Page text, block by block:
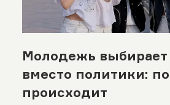
Молодежь выбирает
вместо политики:
происходит